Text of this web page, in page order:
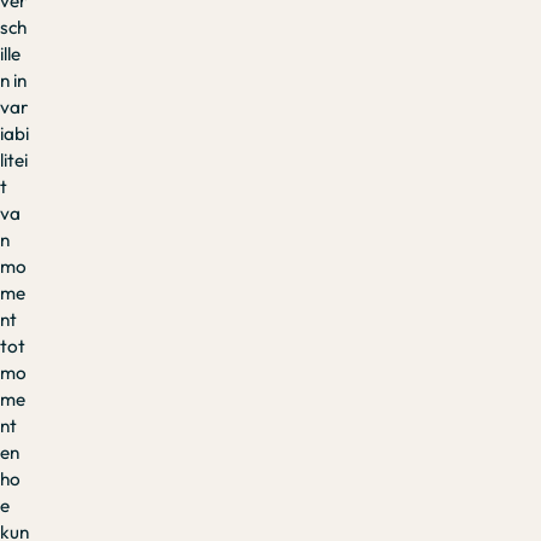
sch
ille
n in
var
iabi
litei
t
va
n
mo
me
nt
tot
mo
me
nt
en
ho
e
kun